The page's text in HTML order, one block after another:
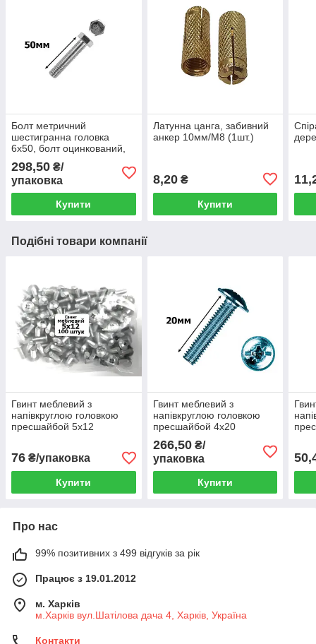
Болт метричний
шестигранна головка
6х50, болт оцинкований,
298,50 ₴/
упаковка
Купити
Латунна цанга, забивний
анкер 10мм/М8 (1шт.)
8,20₴
Купити
Подібні товари компанії
Гвинт меблевий з
напівкруглою головкою
пресшайбой 5х12
76 ₴/упаковка
Купити
Гвинт меблевий з
напівкруглою головкою
пресшайбой 4х20
(уп.1000шт)
266,50₴/
упаковка
Купити
Про нас
99% позитивних з 499 відгуків за рік
Працює з 19.01.2012
м. Харків
м.Харків вул.Шатілова дача 4, Харків, Україна
Контакти